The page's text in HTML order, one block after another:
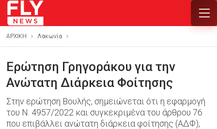
ΑΡΧΙΚΗ Λακωνία
Ερώτηση Γρηγοράκου για την
Ανώτατη Διάρκεια Φοίτησης
Στην ερώτηση Βουλής, σημειώνεται ότι η εφαρμογή
του Ν. 4957/2022 και συγκεκριμένα του άρθρου 76
που επιβάλλει ανώτατη διάρκεια φοίτησης (ΑΔΦ),